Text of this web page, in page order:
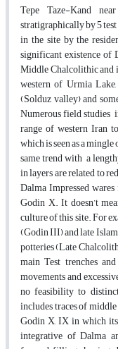
Tepe Taze-Kand
stratigraphically by 5
in the site by the
significant existence of
Middle Chalcolithic and
western of Urmia
(Solduz valley) and
Numerous field studies
range of western Iran
which is seen as a
same trend with a
in layers are related to
Dalma Impressed
Godin X. It doesn’t
culture of this site. For
(Godin III) and late
potteries (Late
main Test trenches
movements and
no feasibility to
includes traces of
Godin X, IX in which its
integrative of Dalma